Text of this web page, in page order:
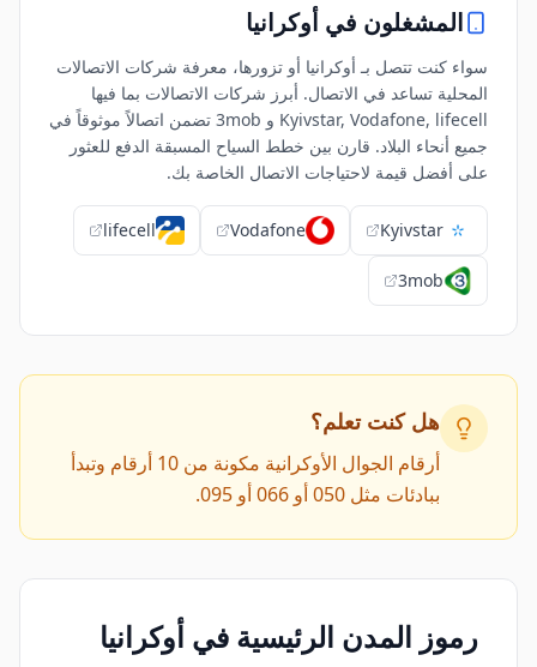
المشغلون في أوكرانيا
سواء كنت تتصل بـ أوكرانيا أو تزورها، معرفة شركات الاتصالات
المحلية تساعد في الاتصال. أبرز شركات الاتصالات بما فيها
Kyivstar, Vodafone, lifecell و 3mob تضمن اتصالاً موثوقاً في
جميع أنحاء البلاد. قارن بين خطط السياح المسبقة الدفع للعثور
على أفضل قيمة لاحتياجات الاتصال الخاصة بك.
Kyivstar
Vodafone
lifecell
3mob
هل كنت تعلم؟
أرقام الجوال الأوكرانية مكونة من 10 أرقام وتبدأ
ببادئات مثل 050 أو 066 أو 095.
رموز المدن الرئيسية في أوكرانيا